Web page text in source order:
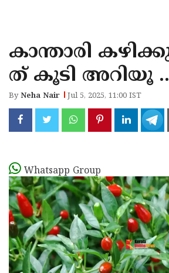
KANNUR
KASARAGOD
കാന്താരി
ത് കൂടി അറിയൂ
ByNeha Nair Jul 5, 2025, 11:00 IST
Whatsapp Group